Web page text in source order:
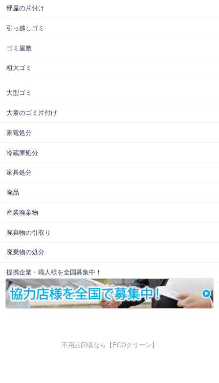
部屋の片付け
引っ越しゴミ
ゴミ屋敷
粗大ゴミ
大型ゴミ
大量のゴミ片付け
家電処分
冷蔵庫処分
家具処分
廃品
産業廃棄物
廃棄物の引取り
廃棄物の処分
提携企業・職人様を全国募集中！
不用品回収なら【ECOクリーン】